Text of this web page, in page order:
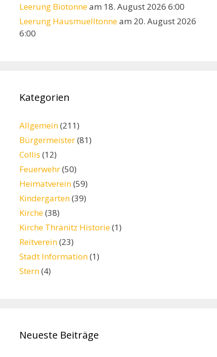
Leerung Biotonneam 18. August 2026 6:00
Leerung Hausmuelltonneam 20. August 2026
6:00
Kategorien
Allgemein(211)
Bürgermeister(81)
Collis (12)
Feuerwehr(50)
Heimatverein(59)
Kindergarten(39)
Kirche(38)
Kirche Thränitz Historie(1)
Reitverein(23)
Stadt Information(1)
Stern(4)
Neueste Beiträge